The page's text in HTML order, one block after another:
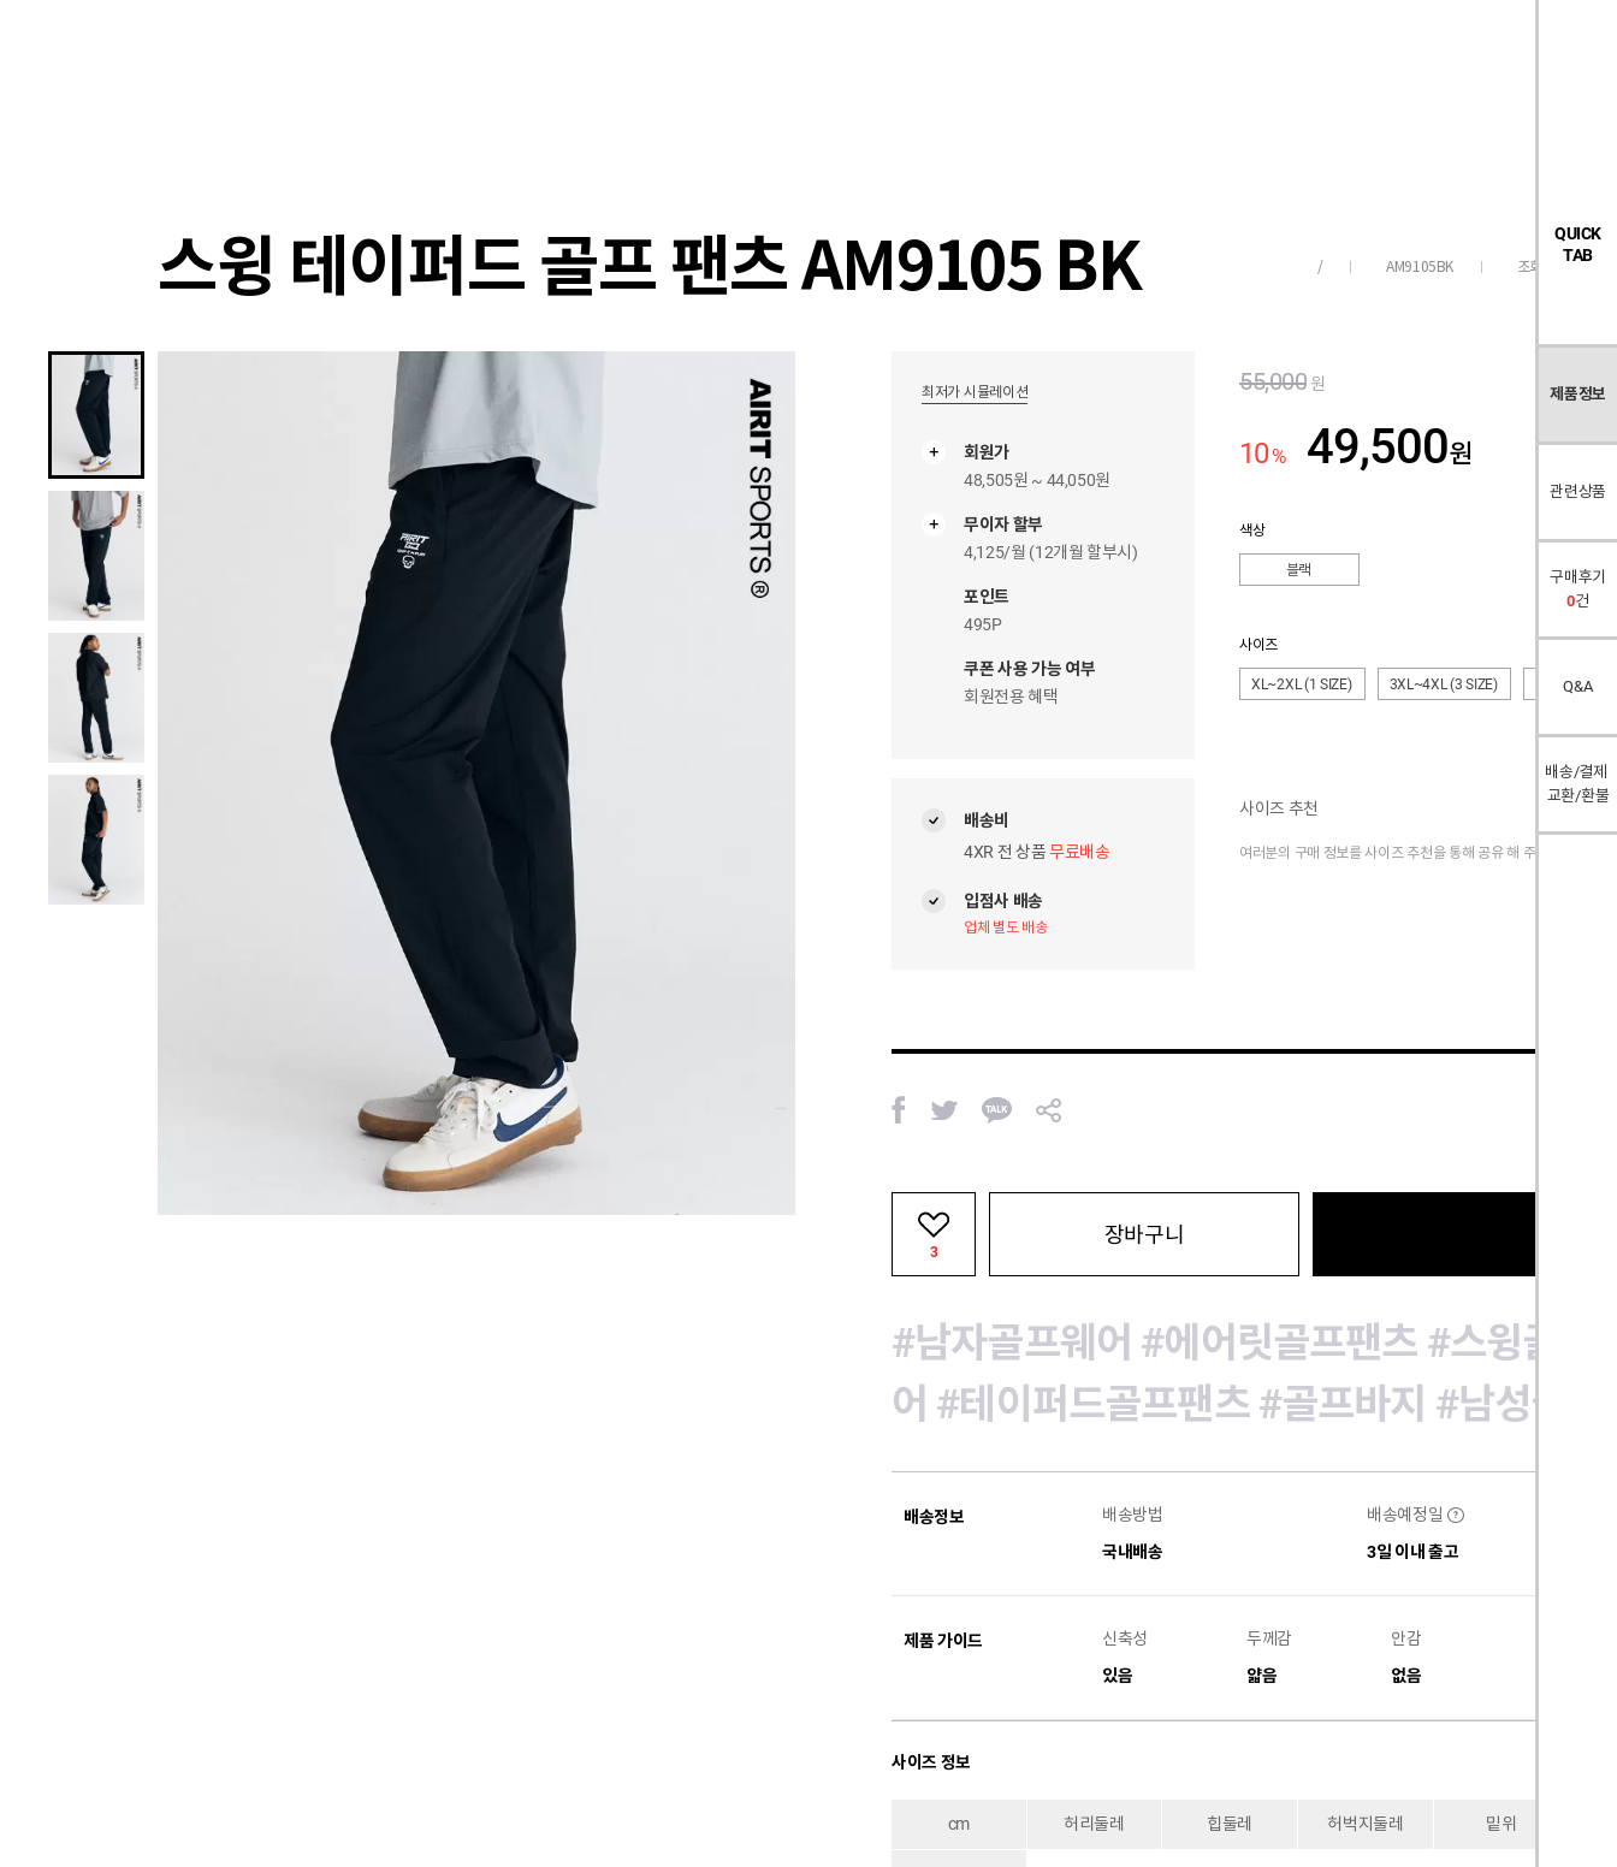
QUICK
TAB
제품정보
관련상품
구매후기
0건
Q&A
배송/결제
교환/환불
스윙 테이퍼드 골프 팬츠 AM9105 BK / AM9105BK 조회수 919
최저가 시뮬레이션
회원가
48,505원 ~ 44,050원
무
무이자 할부
4,125/월 (12개월 할부시)
포인트
495P
쿠폰 사용 가능 여부
회원전용 혜택
배송비
4XR 전 상품무료배송
입점사 배송
업체 별도 배송
55,000 원
10% 49,500원
색상
블랙
사이즈
XL~2XL (1 SIZE) 3XL~4XL (3 SIZE) 5XL~6XL (5
사이즈 추천
여러분의 구매 정보를 사이즈 추천을 통해 공유 해 주세요.
페
이
트
위
카
카
공
유
장바구니
3
#남자골프웨어 #에어릿골프팬츠 #스윙골프
어 #테이퍼드골프팬츠 #골프바지 #남성골프
배송정보
배송방법
국내배송
배송예정일 ?
3일 이내 출고
제품 가이드
신축성
있음
두께감
얇음
안감
없음
사이즈 정보
cm 허리둘레 힙둘레 허벅지둘레 밑위